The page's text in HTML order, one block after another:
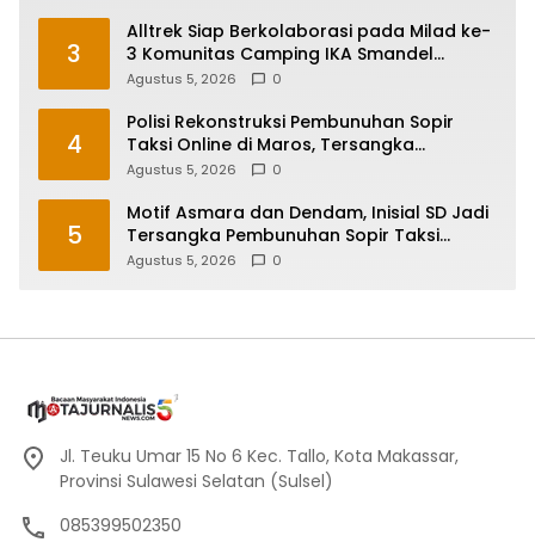
3
Alltrek Siap Berkolaborasi pada Milad ke-
3 Komunitas Camping IKA Smandel
Makassar di Malino
Agustus 5, 2026 0
4
Polisi Rekonstruksi Pembunuhan Sopir
Taksi Online di Maros, Tersangka
Peragakan 24 Adegan
Agustus 5, 2026 0
5
Motif Asmara dan Dendam, Inisial SD Jadi
Tersangka Pembunuhan Sopir Taksi
Online di Maros
Agustus 5, 2026 0
Jl. Teuku Umar 15 No 6 Kec. Tallo, Kota Makassar,
Provinsi Sulawesi Selatan (Sulsel)
085399502350